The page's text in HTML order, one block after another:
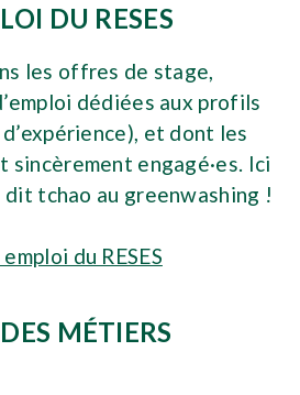
DU RESES
les offres de stage,
dédiées aux profils
et dont les
sincèrement engagé·es. Ici
dit tchao au greenwashing !
du RESES
MÉTIERS